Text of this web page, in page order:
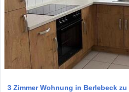
3 Zimmer Wohnung in Berlebeck zu